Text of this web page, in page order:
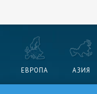
ЕВРОПА АЗИЯ